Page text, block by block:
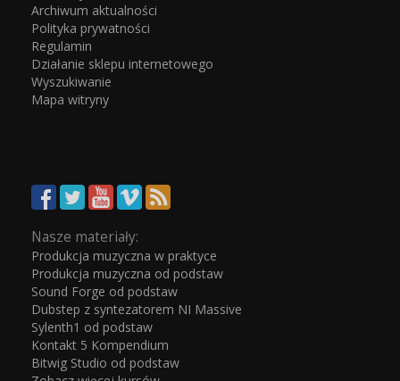
Archiwum aktualności
Polityka prywatności
Regulamin
Działanie sklepu internetowego
Wyszukiwanie
Mapa witryny
Nasze materiały:
Produkcja muzyczna w praktyce
Produkcja muzyczna od podstaw
Sound Forge od podstaw
Dubstep z syntezatorem NI Massive
Sylenth1 od podstaw
Kontakt 5 Kompendium
Bitwig Studio od podstaw